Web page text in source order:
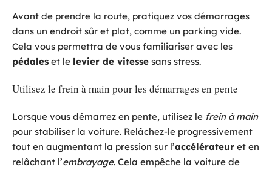
Avant de prendre la route, pratiquez vos démarrages
dans un endroit sûr et plat, comme un parking vide.
Cela vous permettra de vous familiariser avec les
pédales et le levier de vitesse sans stress.
Utilisez le frein à main pour les démarrages en pente
Lorsque vous démarrez en pente, utilisez le frein à main
pour stabiliser la voiture. Relâchez-le progressivement
tout en augmentant la pression sur l’accélérateur et en
relâchant l’embrayage. Cela empêche la voiture de